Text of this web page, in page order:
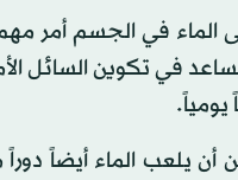
الماء في الجسم أمر
أن يلعب الماء أيضاً